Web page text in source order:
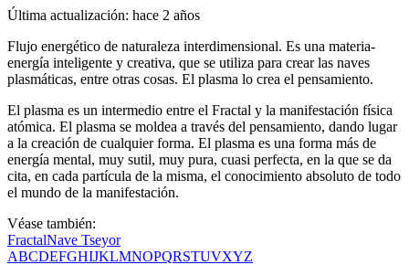
Última actualización: hace 2 años
Flujo energético de naturaleza interdimensional. Es una materia-
energía inteligente y creativa, que se utiliza para crear las naves
plasmáticas, entre otras cosas. El plasma lo crea el pensamiento.
El plasma es un intermedio entre el Fractal y la manifestación física
atómica. El plasma se moldea a través del pensamiento, dando lugar
a la creación de cualquier forma. El plasma es una forma más de
energía mental, muy sutil, muy pura, cuasi perfecta, en la que se da
cita, en cada partícula de la misma, el conocimiento absoluto de todo
el mundo de la manifestación.
Véase también:
FractalNave Tseyor
ABCDEFGHIJKLMNOPQRSTUVXYZ